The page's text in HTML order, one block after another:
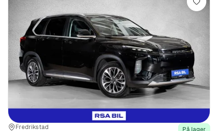
Sted:Fredrikstad
Forhandler: På lager
Lagre